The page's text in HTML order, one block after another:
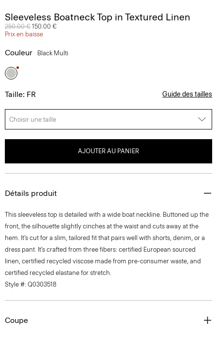
Sleeveless Boatneck Top in Textured Linen
Prix réduit de
250.00 € à150.00 €
Prix en baisse
Couleur Black Multi
Taille: FR Guide des tailles
Choisir une taille
AJOUTER AU PANIER
Détails produit
This sleeveless top is detailed with a wide boat neckline. Buttoned up the
front, the silhouette slightly cinches at the waist and cuts away at the
hem. It’s cut for a slim, tailored fit that pairs well with shorts, denim, or a
dress pant. It’s crafted from three fibers: certified European sourced
linen, certified recycled viscose made from pre-consumer waste, and
certified recycled elastane for stretch.
Style #: Q0303518
Coupe